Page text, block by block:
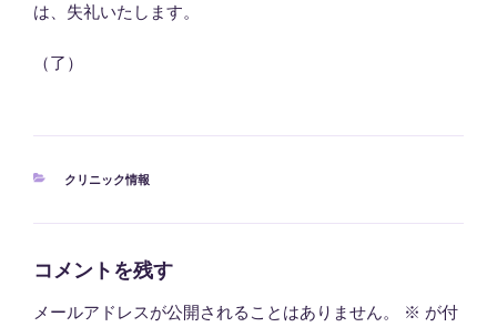
は、失礼いたします。
（了）
カ
クリニック情報
コメントを残す
メールアドレスが公開されることはありません。 ※ が付